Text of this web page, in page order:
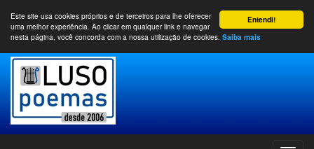
Entendi!
Este site usa cookies próprios e de terceiros para lhe oferecer
uma melhor experiência. Ao clicar em qualquer link e navegar
nesta página, você concorda com a nossa utilização de cookies. Saiba mais